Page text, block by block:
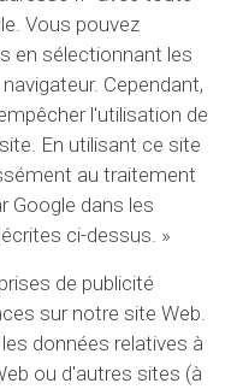
Vous pouvez
en sélectionnant les
Cependant,
l'utilisation de
En utilisant ce site
au traitement
Google dans les
ci-dessus. »
de publicité
sur notre site Web.
données relatives à
ou d'autres sites (à